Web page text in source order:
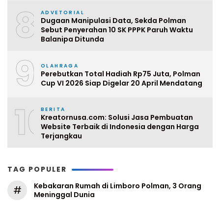
8 ADVETORIAL
Dugaan Manipulasi Data, Sekda Polman
Sebut Penyerahan 10 SK PPPK Paruh Waktu
Balanipa Ditunda
9 OLAHRAGA
Perebutkan Total Hadiah Rp75 Juta, Polman
Cup VI 2026 Siap Digelar 20 April Mendatang
10BERITA
Kreatornusa.com: Solusi Jasa Pembuatan
Website Terbaik di Indonesia dengan Harga
Terjangkau
TAG POPULER
#
Kebakaran Rumah di Limboro Polman, 3 Orang
Meninggal Dunia